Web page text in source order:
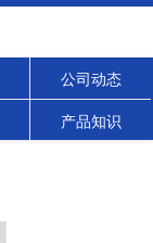
公司动态
产品知识